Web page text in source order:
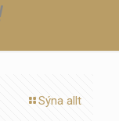
Sýna allt